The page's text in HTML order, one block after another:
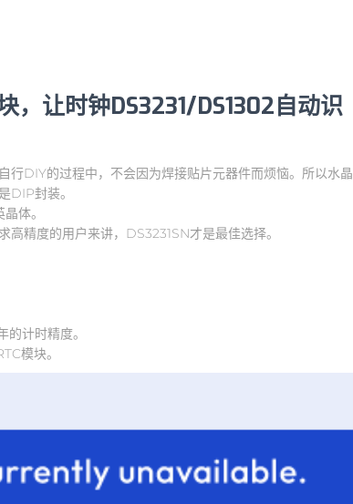
，让时钟DS3231/DS1302自动识
行DIY的过程中，不会因为焊接贴片元器件而烦恼。所以水晶
DIP封装。
体。
精度的用户来讲，DS3231SN才是最佳选择。
计时精度。
模块。